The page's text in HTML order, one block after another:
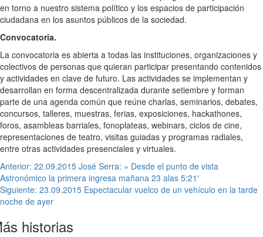
en torno a nuestro sistema político y los espacios de participación
ciudadana en los asuntos públicos de la sociedad.
Convocatoria.
La convocatoria es abierta a todas las instituciones, organizaciones y
colectivos de personas que quieran participar presentando contenidos
y actividades en clave de futuro. Las actividades se implementan y
desarrollan en forma descentralizada durante setiembre y forman
parte de una agenda común que reúne charlas, seminarios, debates,
concursos, talleres, muestras, ferias, exposiciones, hackathones,
foros, asambleas barriales, fonoplateas, webinars, ciclos de cine,
representaciones de teatro, visitas guiadas y programas radiales,
entre otras actividades presenciales y virtuales.
Navegación
de
entradas
Anterior: 22.09.2015 José Serra: » Desde el punto de vista
Astronómico la primera ingresa mañana 23 alas 5:21′
Siguiente: 23.09.2015 Espectacular vuelco de un vehículo en la tarde
noche de ayer
historias